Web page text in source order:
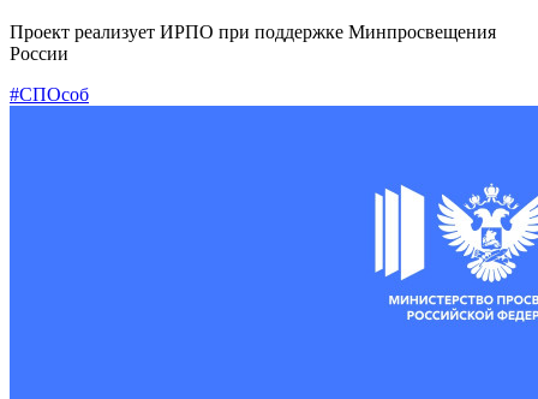
Проект реализует ИРПО при поддержке Минпросвещения
России
#СПОсоб